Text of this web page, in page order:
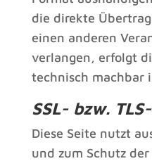
die direkte
einen anderen
verlangen, erfolgt
technisch machbar
SSL- bzw.
Diese Seite nutzt
und zum Schutz